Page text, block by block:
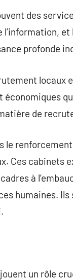
des
profonde
locaux
de
Ces cabinets
à
humaines.
un rôle